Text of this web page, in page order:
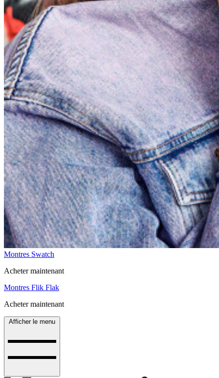
Montres Swatch
Acheter maintenant
Montres Flik Flak
Acheter maintenant
Afficher le menu